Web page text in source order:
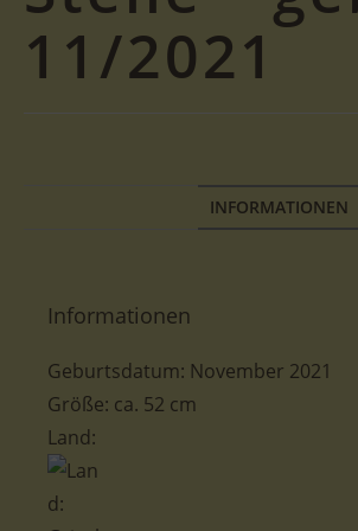
11/2021
INFORMATIONEN
Informationen
Geburtsdatum: November 2021
Größe: ca. 52 cm
Land: